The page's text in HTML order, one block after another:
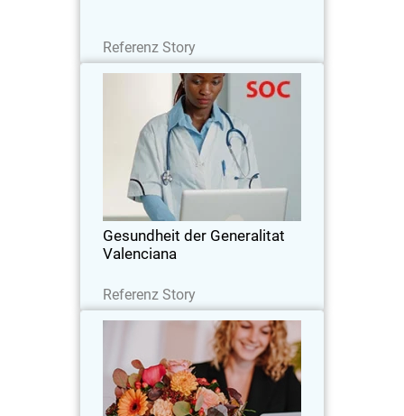
Referenz Story
Gesundheit der Generalitat
Valenciana
Referenz Story
Gesundheit der Generalitat
Valenciana
Die Gesundheitsbehörde vertraut
WatchGuard für SOCs bei der
Bekämpfung der zunehmenden
Bedrohungen, die sich gegen
Krankenhäuser wenden.
Fleurop-Interflora (Schweiz) AG
Die VPN-Verbindungen von
WatchGuard sorgten für einen